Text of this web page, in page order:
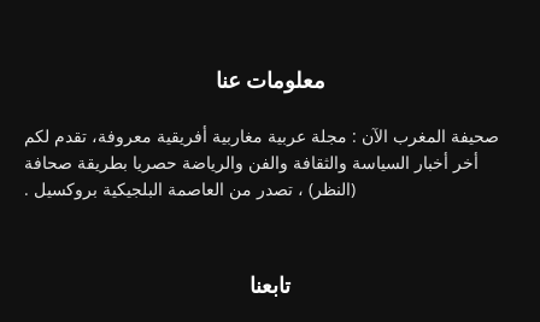
معلومات عنا
صحيفة المغرب الآن : مجلة عربية مغاربية أفريقية معروفة، تقدم لكم
أخر أخبار السياسة والثقافة والفن والرياضة حصريا بطريقة صحافة
(النظر) ، تصدر من العاصمة البلجيكية بروكسيل .
تابعنا